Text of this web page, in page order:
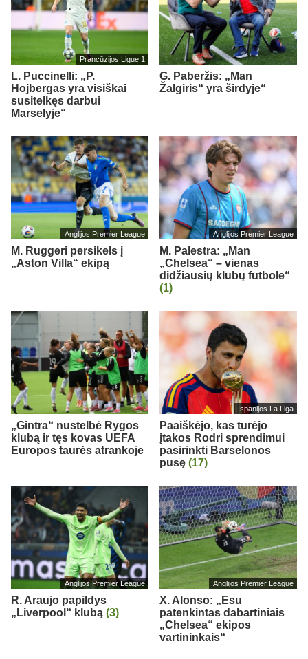
Prancūzijos Ligue 1
L. Puccinelli: „P.
Hojbergas yra visiškai
susitelkęs darbui
Marselyje“
G. Paberžis: „Man
Žalgiris“ yra širdyje“
Anglijos Premier League
M. Ruggeri persikels į
„Aston Villa“ ekipą
Anglijos Premier League
M. Palestra: „Man
„Chelsea“ – vienas
didžiausių klubų futbole“
(1)
„Gintra“ nustelbė Rygos
klubą ir tęs kovas UEFA
Europos taurės atrankoje
Ispanijos La Liga
Paaiškėjo, kas turėjo
įtakos Rodri sprendimui
pasirinkti Barselonos
pusę (17)
Anglijos Premier League
R. Araujo papildys
„Liverpool“ klubą (3)
Anglijos Premier League
X. Alonso: „Esu
patenkintas dabartiniais
„Chelsea“ ekipos
vartininkais“